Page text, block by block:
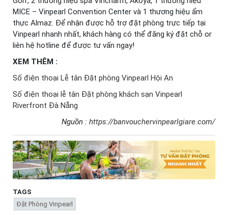
MICE – Vinpearl Convention Center và 1 thương hiệu ẩm
thực Almaz. Để nhận được hỗ trợ đặt phòng trực tiếp tại
Vinpearl nhanh nhất, khách hàng có thể đăng ký đặt chỗ or
liên hệ hotline để được tư vấn ngay!
XEM THÊM :
Số điện thoại Lễ tân Đặt phòng Vinpearl Hội An
Số điện thoại lễ tân Đặt phòng khách sạn Vinpearl
Riverfront Đà Nẵng
Nguồn : https://banvouchervinpearlgiare.com/
TAGS
Đặt Phòng Vinpearl